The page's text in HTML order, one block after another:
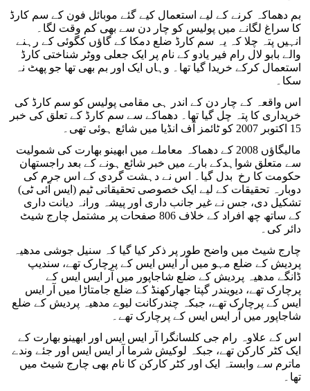
بم دھماکہ کرنے کے لیے استعمال کیے گئے موبائل فون کے سم کارڈ
کا سراغ لگانے میں پولیس کو چار دن سے بھی کم وقت لگا۔
انہیں پتہ چلا کہ یہ سم کارڈ ضلع دمکا کے گاؤں کگوئی کے رہنے
والے بابو لال رام فیر یادو کے نام پر ایک جعلی ووٹر شناختی کارڈ
استعمال کرکے خریدا گیا تھا۔ وہاں ایک اور بم بھی تھا جو پھٹ نہ
سکا۔
اس واقعہ کے چار دن کے اندر ہی مقامی پولیس کو سم کارڈ کی
خریداری کا پتہ چل گیا تھا۔ دھماکے سے سم کارڈ کے تعلق کی خبر
15 اکتوبر 2007 کو ٹائمز آف انڈیا میں شائع ہوئی تھی۔
مالیگاؤں 2008 کے دھماکہ معاملے میں ابھینو بھارت کی شمولیت
سے متعلق شواہدکے بارے میں خبر شائع ہونے کے بعد راجستھان
حکومت کا رخ بدل گیا۔ اس نے دہشت گردی کے اس جرم کی
دوبارہ تحقیقات کے لیے ایک خصوصی تحقیقاتی ٹیم (ایس آئی ٹی)
تشکیل دی، جس نے غیر جانب داری اور پیشہ ورانہ دیانت داری
کے ساتھ چھ افراد کے خلاف 806 صفحات پر مشتمل چارج شیٹ
دائر کی۔
چارج شیٹ میں واضح طور پر ذکر کیا گیا کہ سنیل جوشی مدھیہ
پردیش کے ضلع مہو میں آر ایس ایس کے پرچارک تھے، سندیپ
ڈانگے مدھیہ پردیش کے ضلع شاجاپور میں آر ایس ایس کے
پرچارک تھے، دیویندر گپتا جھارکھنڈ کے ضلع جامتاڑا میں آر ایس
ایس کے پرچارک تھے، جبکہ چندرکانت لیوے مدھیہ پردیش کے ضلع
شاجاپور میں آر ایس ایس کے پرچارک تھے۔
اس کے علاوہ رام جی کلسانگرا آر ایس ایس اور ابھینو بھارت کے
ایک کٹر کارکن تھے، جبکہ لوکیش شرما آر ایس ایس اور جئے وندے
ماترم سے وابستہ ایک اور کٹر کارکن کا نام بھی چارج شیٹ میں
تھا۔